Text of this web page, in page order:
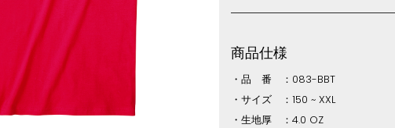
商品仕様
・品 番 ：083-BBT
・サイズ ：150 ~ XXL
・生地厚 ：4.0 OZ